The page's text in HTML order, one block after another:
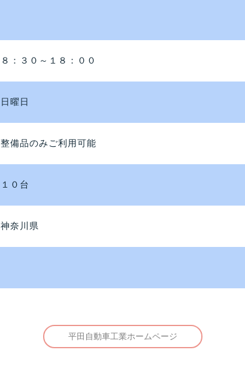
８：３０～１８：００
日曜日
整備品のみご利用可能
１０台
神奈川県
平田自動車工業ホームページ